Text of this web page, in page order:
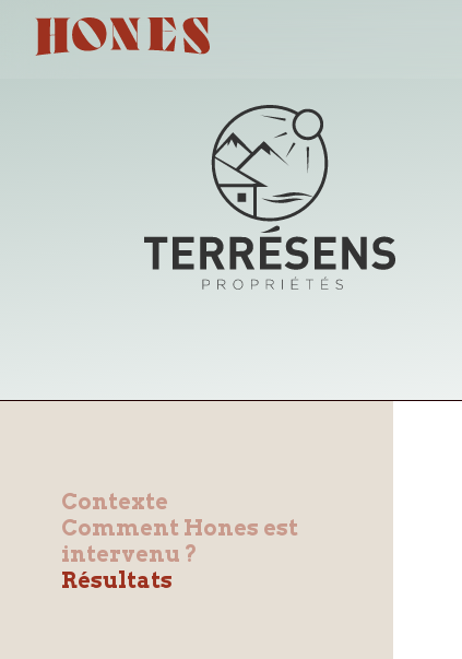
Contexte
Comment Hones est
intervenu ?
Résultats